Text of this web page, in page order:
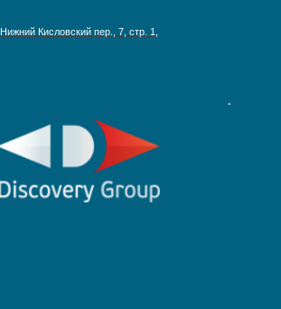
Нижний Кисловский пер., 7, стр. 1,Австралия, Азия, Новая Зеландия